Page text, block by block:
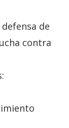
de
contra